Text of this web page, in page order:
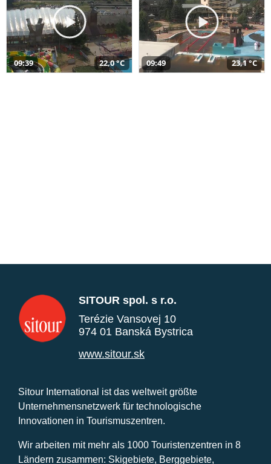
09:39 22,0 °C 09:49 23,1 °C
SITOUR spol. s r.o.
Terézie Vansovej 10
974 01 Banská Bystrica
www.sitour.sk
Sitour International ist das weltweit größte
Unternehmensnetzwerk für technologische
Innovationen in Tourismuszentren.
Wir arbeiten mit mehr als 1000 Touristenzentren in 8
Ländern zusammen: Skigebiete, Berggebiete,